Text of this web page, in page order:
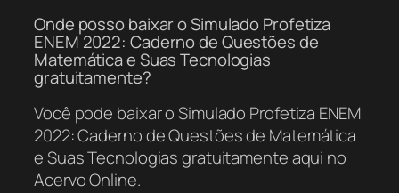
Onde posso baixar o Simulado Profetiza
ENEM 2022: Caderno de Questões de
Matemática e Suas Tecnologias
gratuitamente?
Você pode baixar o Simulado Profetiza ENEM
2022: Caderno de Questões de Matemática
e Suas Tecnologias gratuitamente aqui no
Acervo Online.